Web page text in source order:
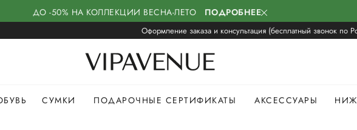
ДО -50% НА КОЛЛЕКЦИИ ВЕСНА-ЛЕТО ПОДРОБНЕЕ
Оформление заказа и консультация (бесплатный звонок по
СУМКИ ПОДАРОЧНЫЕ СЕРТИФИКАТЫ АКСЕССУАРЫ